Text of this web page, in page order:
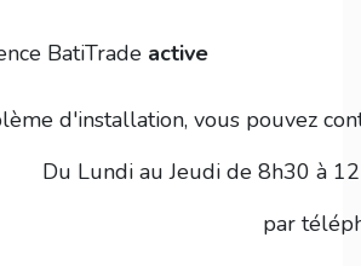
BatiTrade active
d'installation, vous pouvez
Du Lundi au Jeudi de 8h30 à
par